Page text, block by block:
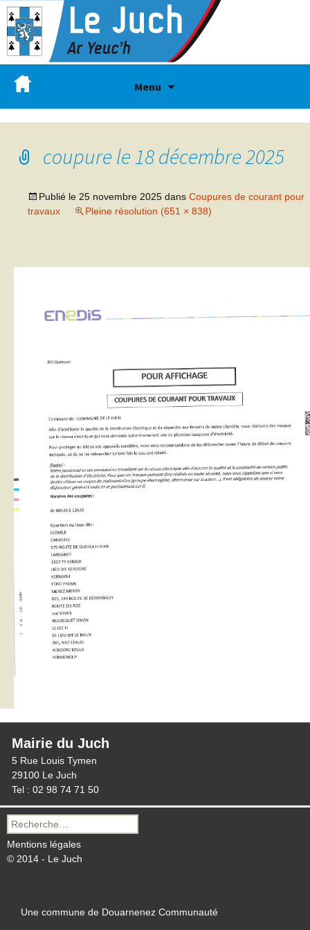
Menu
coupure le 18 décembre 2025
Publié le 25 novembre 2025 dans Coupures de courant pour
travaux
Pleine résolution (651 × 838)
Mairie du Juch
5 Rue Louis Tymen
29100 Le Juch
Tel : 02 98 74 71 50
Recherche
pour :
Mentions légales
© 2014 - Le Juch
Une commune de Douarnenez Communauté